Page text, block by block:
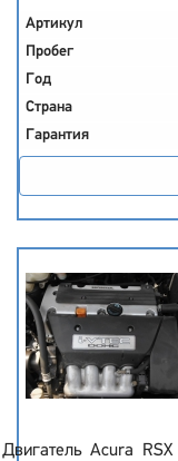
Артикул
Пробег
Год
Страна
Гарантия
Двигатель Acura